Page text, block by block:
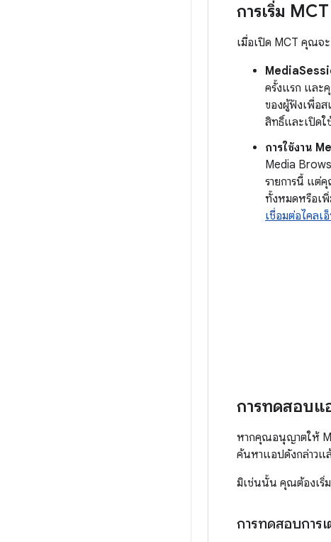
การเริ่ม MCT
เมื่อเปิด MCT คุณจะ
ครั้งแรก และ
ของผู้ฟังเพื่อ
สิทธิ์และเปิดใ
การใช้งาน
Media
รายการนี้ แต่
ทั้งหมดหรือเพิ่
เชื่อมต่อไคล
การทดสอบแ
หากคุณอนุญาตให้
ค้นหาแอปดังกล่าวแ
มิเช่นนั้น คุณต้องเริ่
การทดสอบการ